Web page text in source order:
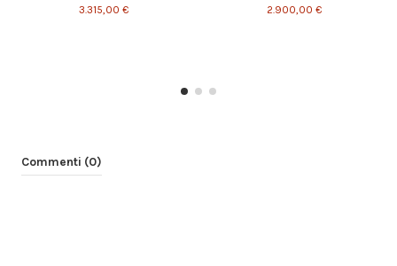
3.315,00 €
2.900,00 €
Commenti (0)